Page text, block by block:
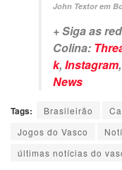
John Textor em
+ Siga as
Colina:
k, Instagram,
News
Tags: Brasileirão
Jogos do Vasco
últimas notícias do